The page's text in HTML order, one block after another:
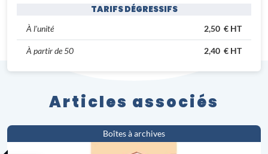
TARIFS DÉGRESSIFS
À l'unité 2,50 € HT
À partir de 50 2,40 € HT
Articles associés
Boîtes à archives